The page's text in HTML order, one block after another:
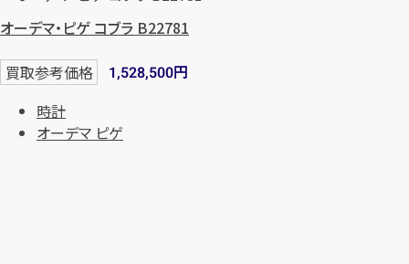
オーデマ・ピゲ コブラ B22781
買取参考価格 1,528,500円
時計
オーデマ ピゲ